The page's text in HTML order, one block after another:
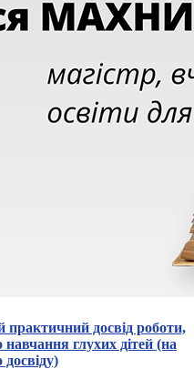
практичний досвід роботи,
навчання глухих дітей (на
досвіду)